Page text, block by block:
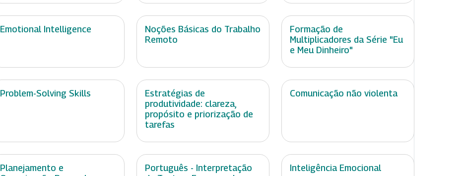
Emotional Intelligence
Noções Básicas do Trabalho
Remoto
Formação de
Multiplicadores da Série "Eu
e Meu Dinheiro"
Problem-Solving Skills
Estratégias de
produtividade: clareza,
propósito e priorização de
tarefas
Comunicação não violenta
Planejamento e
Português - Interpretação
Inteligência Emocional